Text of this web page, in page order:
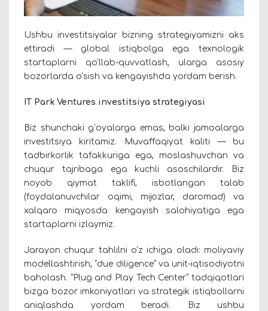
Ushbu investitsiyalar bizning strategiyamizni aks
ettiradi — global istiqbolga ega texnologik
startaplarni qo‘llab-quvvatlash, ularga asosiy
bozorlarda o‘sish va kengayishda yordam berish.
IT Park Ventures investitsiya strategiyasi
Biz shunchaki g‘oyalarga emas, balki jamoalarga
investitsiya kiritamiz. Muvaffaqiyat kaliti — bu
tadbirkorlik tafakkuriga ega, moslashuvchan va
chuqur tajribaga ega kuchli asoschilardir. Biz
noyob qiymat taklifi, isbotlangan talab
(foydalanuvchilar oqimi, mijozlar, daromad) va
xalqaro miqyosda kengayish salohiyatiga ega
startaplarni izlaymiz.
Jarayon chuqur tahlilni o‘z ichiga oladi: moliyaviy
modellashtirish, “due diligence” va unit-iqtisodiyotni
baholash. “Plug and Play Tech Center” tadqiqotlari
bizga bozor imkoniyatlari va strategik istiqbollarni
aniqlashda yordam beradi. Biz ushbu